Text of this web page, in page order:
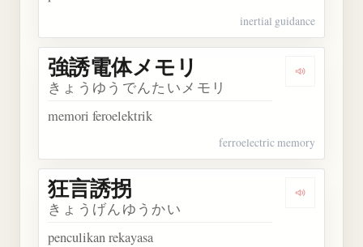
inertial guidance
Dengarkan
強誘電体メモリ
きょうゆうでんたいメモリ
memori feroelektrik
ferroelectric memory
Dengarkan
狂言誘拐
きょうげんゆうかい
penculikan rekayasa